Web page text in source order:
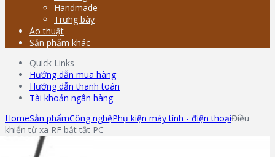
Handmade
Trưng bày
Ảo thuật
Sản phẩm khác
Quick Links
Hướng dẫn mua hàng
Hướng dẫn thanh toán
Tài khoản ngân hàng
HomeSản phẩmCông nghệPhụ kiện máy tính - điện thoạiĐiều
khiển từ xa RF bật tắt PC